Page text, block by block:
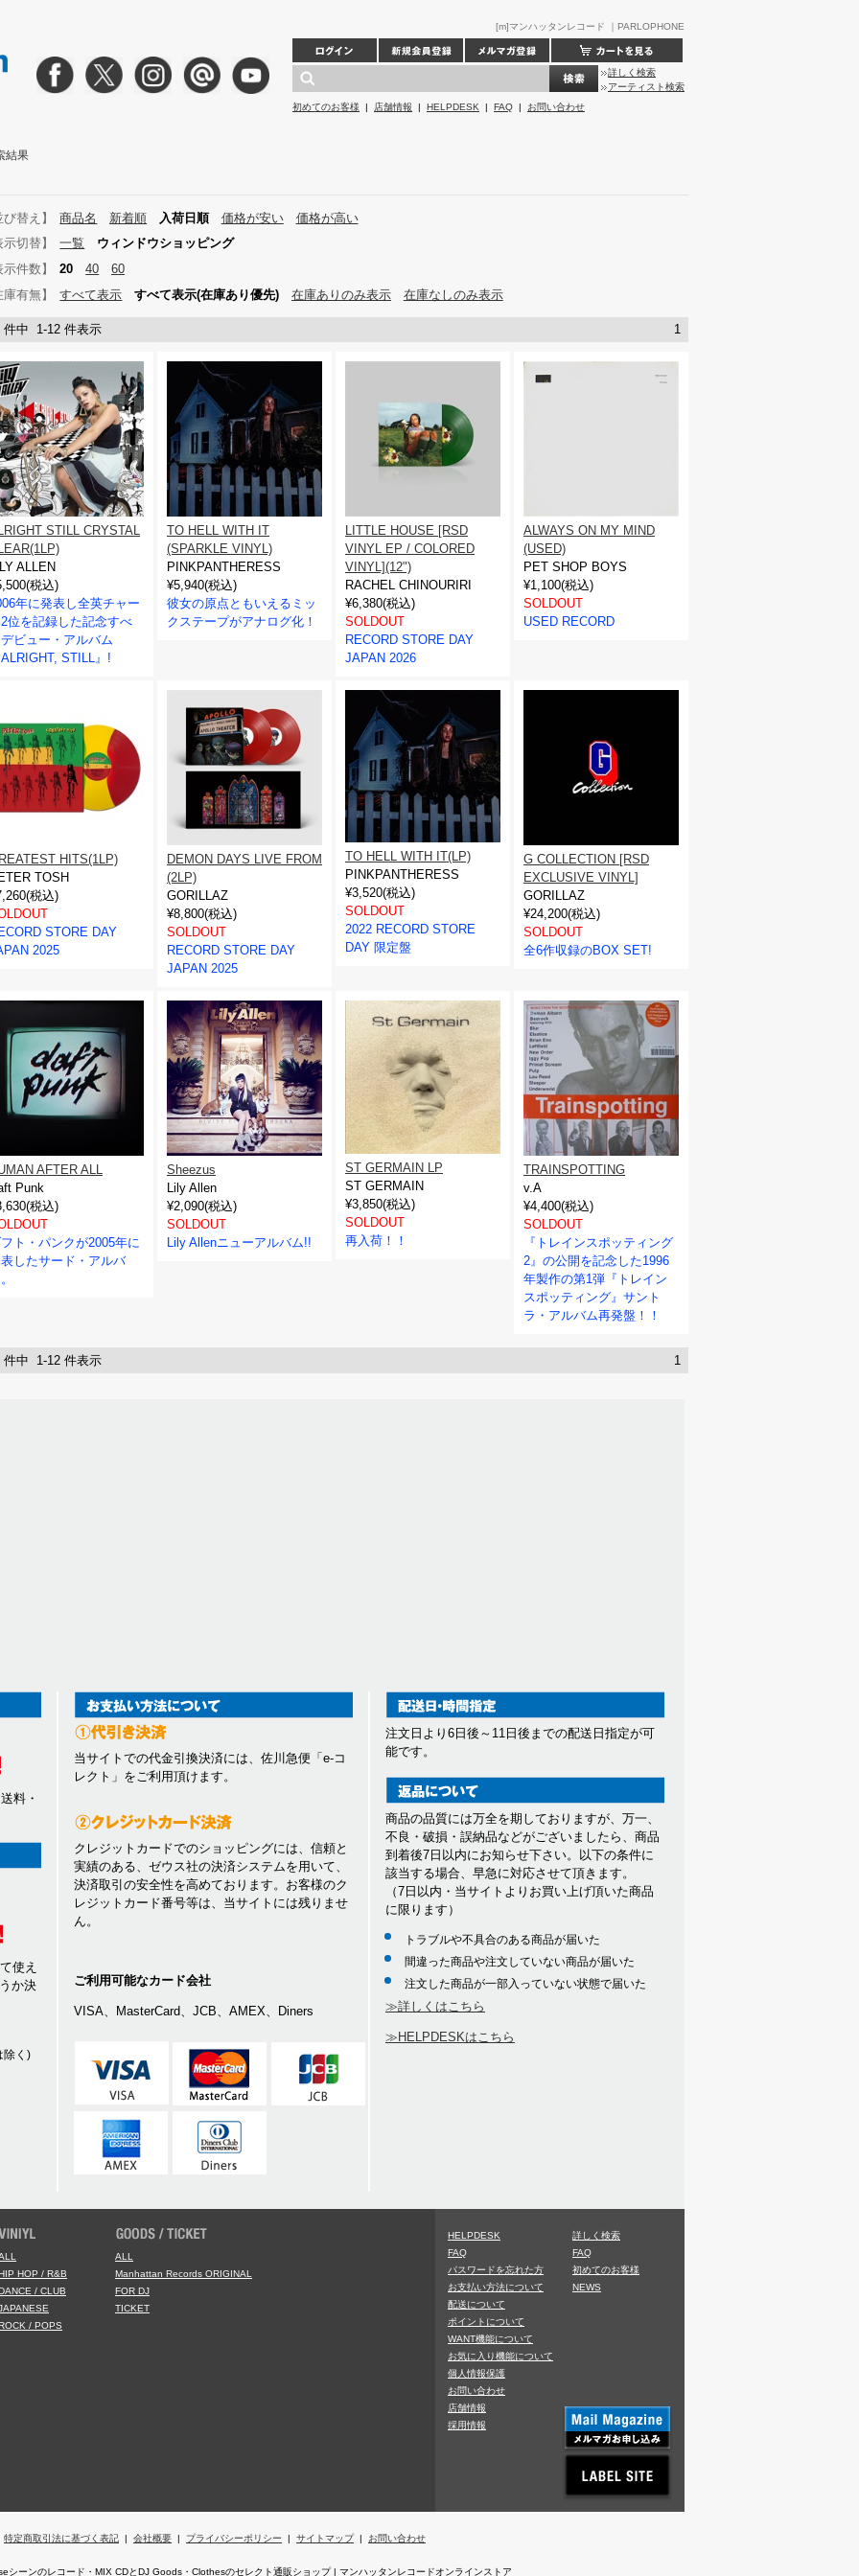
[m]マンハッタンレコード ｜PARLOPHONE
詳しく検索
アーティスト検索
初めてのお客様 | 店舗情報 | HELPDESK | FAQ | お問い合わせ
結果
替え】 商品名 新着順 入荷日順 価格が安い
価格が高い
切替】
一覧
ウィンドウショッピング
件数】
20 40
60
有無】
すべて表示 すべて表示(在庫あり優先) 在庫ありのみ表示 在庫なしのみ表示
件中 1-12 件表示 1
STILL CRYSTAL
ALLEN
税込)
年に発表し全英チャー
位を記録した記念すべ
ビュー・アルバム
STILL』!
TO HELL WITH IT
(SPARKLE VINYL)
PINKPANTHERESS
¥5,940(税込)
彼女の原点ともいえるミッ
クステープがアナログ化！
LITTLE HOUSE [RSD
VINYL EP / COLORED
VINYL](12")
RACHEL CHINOURIRI
¥6,380(税込)
SOLDOUT
RECORD STORE DAY
JAPAN 2026
ALWAYS ON MY MIND
(USED)
PET SHOP BOYS
¥1,100(税込)
SOLDOUT
USED RECORD
HITS(1LP)
TOSH
税込)
STORE DAY
2025
DEMON DAYS LIVE FROM
(2LP)
GORILLAZ
¥8,800(税込)
SOLDOUT
RECORD STORE DAY
JAPAN 2025
TO HELL WITH IT(LP)
PINKPANTHERESS
¥3,520(税込)
SOLDOUT
2022 RECORD STORE
DAY 限定盤
G COLLECTION [RSD
EXCLUSIVE VINYL]
GORILLAZ
¥24,200(税込)
SOLDOUT
全6作収録のBOX SET!
AFTER ALL
Punk
税込)
ト・パンクが2005年に
したサード・アルバ
Sheezus
Lily Allen
¥2,090(税込)
SOLDOUT
Lily Allenニューアルバム!!
ST GERMAIN LP
ST GERMAIN
¥3,850(税込)
SOLDOUT
再入荷！！
TRAINSPOTTING
v.A
¥4,400(税込)
SOLDOUT
『トレインスポッティング
2』の公開を記念した1996
年製作の第1弾『トレイン
スポッティング』サント
ラ・アルバム再発盤！！
件中 1-12 件表示 1
料・
使え
か決
除く)
当サイトでの代金引換決済には、佐川急便「e-コ
レクト」をご利用頂けます。
クレジットカードでのショッピングには、信頼と
実績のある、ゼウス社の決済システムを用いて、
決済取引の安全性を高めております。お客様のク
レジットカード番号等は、当サイトには残りませ
ん。
ご利用可能なカード会社
VISA、MasterCard、JCB、AMEX、Diners
注文日より6日後～11日後までの配送日指定が可
能です。
商品の品質には万全を期しておりますが、万一、
不良・破損・誤納品などがございましたら、商品
到着後7日以内にお知らせ下さい。以下の条件に
該当する場合、早急に対応させて頂きます。
（7日以内・当サイトよりお買い上げ頂いた商品
に限ります）
トラブルや不具合のある商品が届いた
間違った商品や注文していない商品が届いた
注文した商品が一部入っていない状態で届いた
≫詳しくはこちら
≫HELPDESKはこちら
HOP / R&B
/ CLUB
/ POPS
ALL
Manhattan Records ORIGINAL
FOR DJ
TICKET
HELPDESK
FAQ
パスワードを忘れた方
お支払い方法について
配送について
ポイントについて
WANT機能について
お気に入り機能について
個人情報保護
お問い合わせ
店舗情報
採用情報
詳しく検索
FAQ
初めてのお客様
NEWS
特定商取引法に基づく表記 | 会社概要 | プライバシーポリシー | サイトマップ| お問い合わせ
シーンのレコード・MIX CDとDJ Goods・Clothesのセレクト通販ショップ | マンハッタンレコードオンラインストア